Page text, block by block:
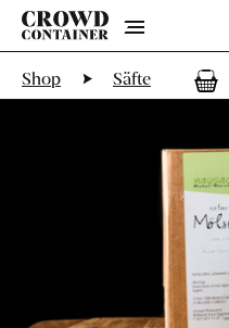
Menu
Shop Säfte